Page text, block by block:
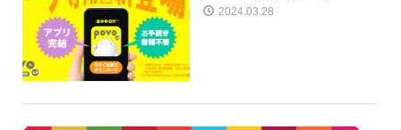
2024.03.28